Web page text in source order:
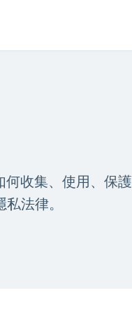
何收集、使用、保
法律。